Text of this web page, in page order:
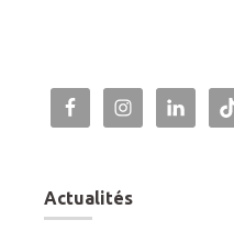
Actualités